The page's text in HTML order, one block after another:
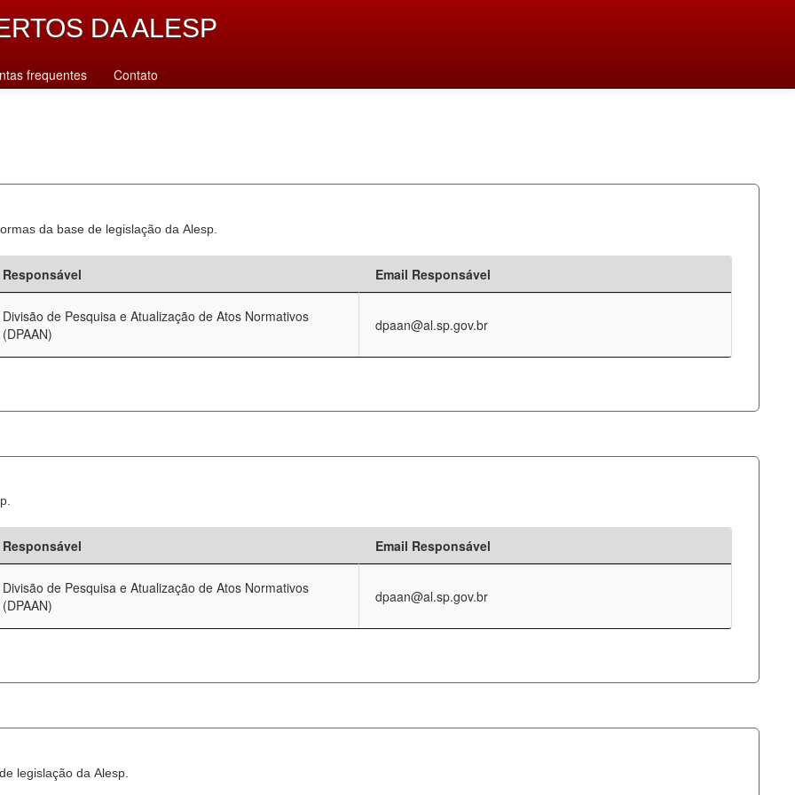
DA ALESP
frequentes Contato
da base de legislação da Alesp.
Responsável Email Responsável
Divisão de Pesquisa e Atualização de Atos Normativos
(DPAAN)
dpaan@al.sp.gov.br
Responsável Email Responsável
Divisão de Pesquisa e Atualização de Atos Normativos
(DPAAN)
dpaan@al.sp.gov.br
legislação da Alesp.